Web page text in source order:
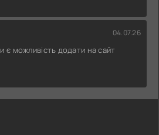
04.07.26
є можливість додати на сайт